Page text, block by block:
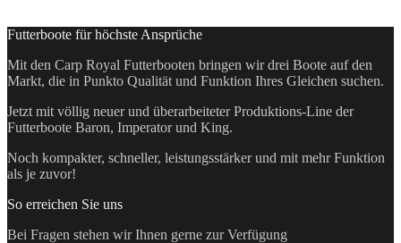
gewählt
werden
Futterboote für höchste Ansprüche
Mit den Carp Royal Futterbooten bringen wir drei Boote auf den
Markt, die in Punkto Qualität und Funktion Ihres Gleichen suchen.
Jetzt mit völlig neuer und überarbeiteter Produktions-Line der
Futterboote Baron, Imperator und King.
Noch kompakter, schneller, leistungsstärker und mit mehr Funktion
als je zuvor!
So erreichen Sie uns
Bei Fragen stehen wir Ihnen gerne zur Verfügung